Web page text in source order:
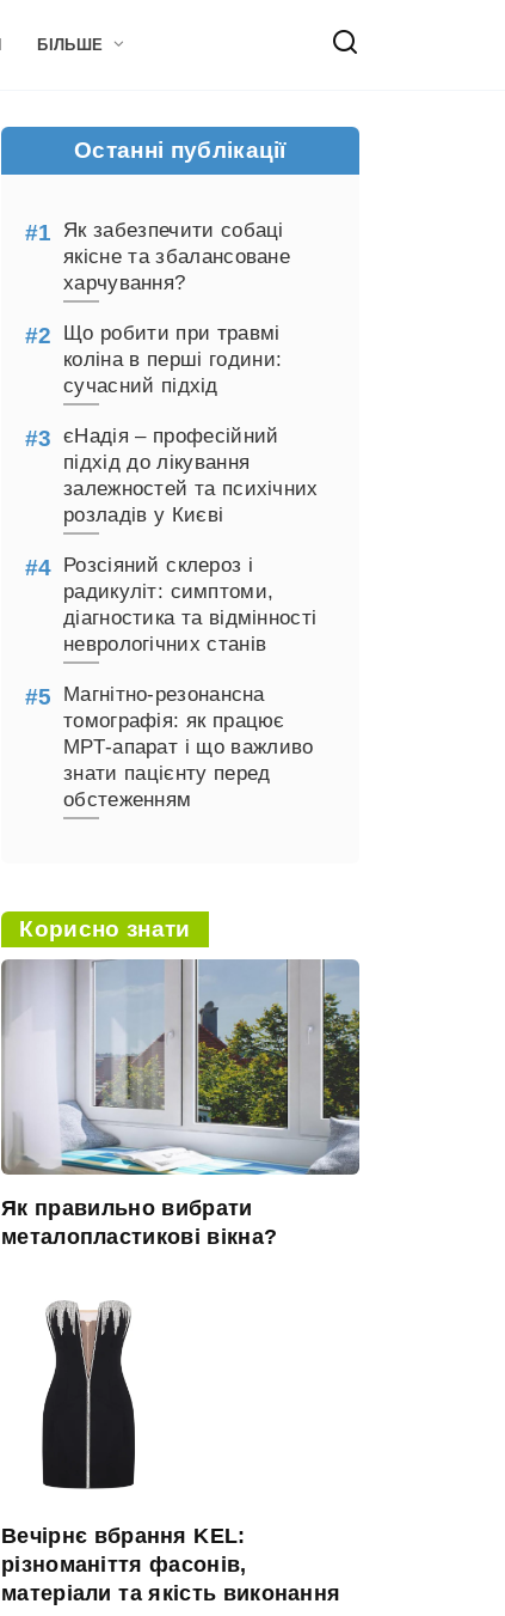
БІЛЬШЕ
Останні публікації
Як забезпечити собаці
якісне та збалансоване
харчування?
Що робити при травмі
коліна в перші години:
сучасний підхід
єНадія – професійний
підхід до лікування
залежностей та психічних
розладів у Києві
Розсіяний склероз і
радикуліт: симптоми,
діагностика та відмінності
неврологічних станів
Магнітно-резонансна
томографія: як працює
МРТ-апарат і що важливо
знати пацієнту перед
обстеженням
Корисно знати
Як правильно вибрати
металопластикові вікна?
Вечірнє вбрання KEL:
різноманіття фасонів,
матеріали та якість виконання